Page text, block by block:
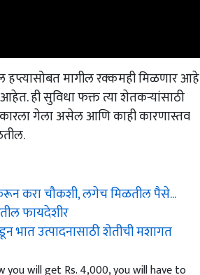
हप्त्यासोबत मागील रक्कमही मिळणार आहे.
ही सुविधा फक्त त्या शेतकऱ्यांसाठी
गेला असेल आणि काही कारणास्तव
करा चौकशी, लगेच मिळतील पैसे...
फायदेशीर
उत्पादनासाठी शेतीची मशागत
you will get Rs. 4,000, you will have to